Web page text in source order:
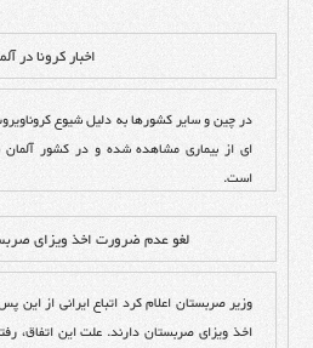
اخبار کرونا در
ای از بیماری مشاهده شده و در کشور
است.
لغو عدم ضرورت اخذ ویزای
وزیر صربستان اعلام کرد اتباع ایرانی از این
اخذ ویزای صربستان دارند. علت این اتفاق،